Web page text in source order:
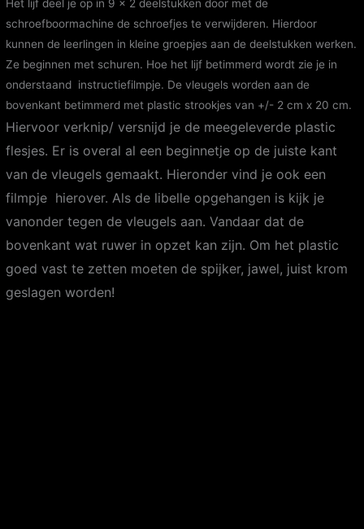
Het lijf deel je op in 9 x 2 deelstukken door met de
schroefboormachine de schroefjes te verwijderen. Hierdoor
kunnen de leerlingen in kleine groepjes aan de deelstukken werken.
Ze beginnen met schuren. Hoe het lijf betimmerd wordt zie je in
onderstaand instructiefilmpje. De vleugels worden aan de
bovenkant betimmerd met plastic strookjes van +/- 2 cm x 20 cm.
Hiervoor verknip/ versnijd je de meegeleverde plastic
flesjes. Er is overal al een beginnetje op de juiste kant
van de vleugels gemaakt. Hieronder vind je ook een
filmpje hierover. Als de libelle opgehangen is kijk je
vanonder tegen de vleugels aan. Vandaar dat de
bovenkant wat ruwer in opzet kan zijn. Om het plastic
goed vast te zetten moeten de spijker, jawel, juist krom
geslagen worden!